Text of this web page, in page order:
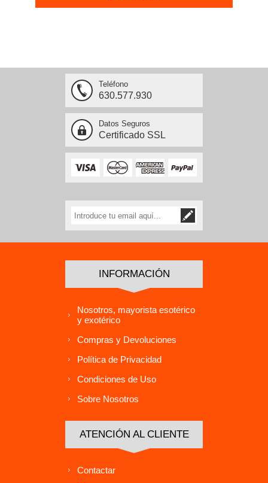
Teléfono
630.577.930
Datos Seguros
Certificado SSL
INFORMACIÓN
Nosotros, mayorista esotérico
y exotérico
Compras y Devoluciones
Política de Privacidad
Condiciones de Uso
Sobre Nosotros
ATENCIÓN AL CLIENTE
Contactar